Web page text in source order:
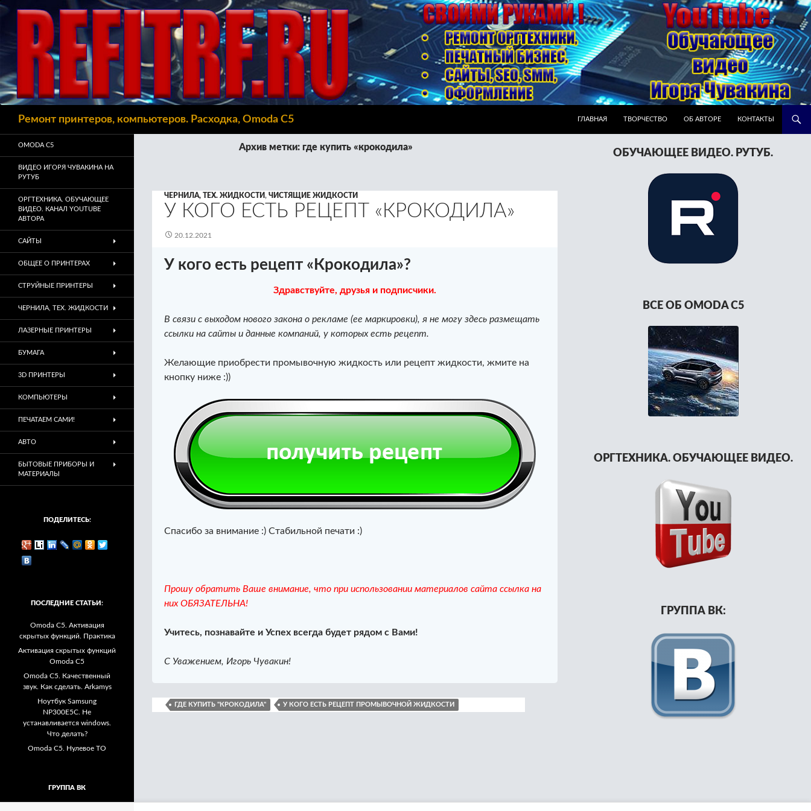
Ремонт принтеров, компьютеров. Расходка, Omoda C5
ГЛАВНАЯ
ТВОРЧЕСТВО ОБ АВТОРЕ КОНТАКТЫ
Архив метки: где купить «крокодила»
ЧЕРНИЛА, ТЕХ. ЖИДКОСТИ, ЧИСТЯЩИЕ ЖИДКОСТИ
У КОГО ЕСТЬ РЕЦЕПТ «КРОКОДИЛА»
20.12.2021
У кого есть рецепт «Крокодила»?
Здравствуйте, друзья и подписчики.
В связи с выходом нового закона о рекламе (ее маркировки), я не могу здесь размещать
ссылки на сайты и данные компаний, у которых есть рецепт.
Желающие приобрести промывочную жидкость или рецепт жидкости, жмите на
кнопку ниже :))
Спасибо за внимание :) Стабильной печати :)
Прошу обратить Ваше внимание, что при использовании материалов сайта ссылка на
них ОБЯЗАТЕЛЬНА!
Учитесь, познавайте и Успех всегда будет рядом с Вами!
С Уважением, Игорь Чувакин!
ГДЕ КУПИТЬ "КРОКОДИЛА" У КОГО ЕСТЬ РЕЦЕПТ ПРОМЫВОЧНОЙ ЖИДКОСТИ
ОБУЧАЮЩЕЕ ВИДЕО. РУТУБ.
ВСЕ ОБ OMODA C5
ОРГТЕХНИКА. ОБУЧАЮЩЕЕ ВИДЕО.
ГРУППА ВК:
OMODA C5
ВИДЕО ИГОРЯ ЧУВАКИНА НА
РУТУБ
ОРГТЕХНИКА. ОБУЧАЮЩЕЕ
ВИДЕО. КАНАЛ YOUTUBE
АВТОРА
САЙТЫ
ОБЩЕЕ О ПРИНТЕРАХ
СТРУЙНЫЕ ПРИНТЕРЫ
ЧЕРНИЛА, ТЕХ. ЖИДКОСТИ
ЛАЗЕРНЫЕ ПРИНТЕРЫ
БУМАГА
3D ПРИНТЕРЫ
КОМПЬЮТЕРЫ
ПЕЧАТАЕМ САМИ!
АВТО
БЫТОВЫЕ ПРИБОРЫ И
МАТЕРИАЛЫ
ПОДЕЛИТЕСЬ:
ПОСЛЕДНИЕ СТАТЬИ:
Omoda C5. Активация
скрытых функций. Практика
Активация скрытых функций
Omoda C5
Omoda C5. Качественный
звук. Как сделать. Arkamys
Ноутбук Samsung
NP300E5C. Не
устанавливается windows.
Что делать?
Omoda C5. Нулевое ТО
ГРУППА ВК